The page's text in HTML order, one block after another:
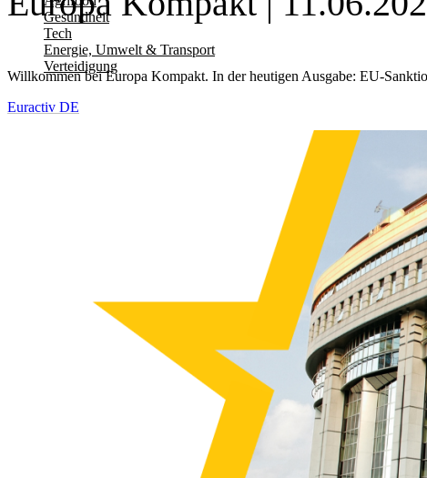
Gesundheit
Tech
Energie, Umwelt & Transport
Verteidigung
Willkommen bei Europa Kompakt. In der heutigen Ausgabe: EU-
Euractiv DE